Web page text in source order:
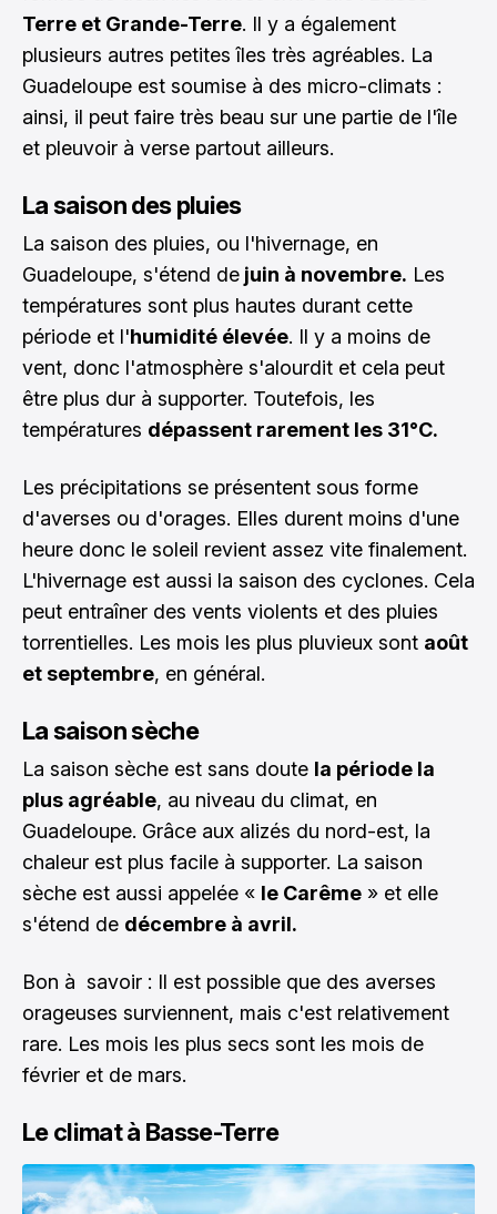
Terre et Grande-Terre. Il y a également
plusieurs autres petites îles très agréables. La
Guadeloupe est soumise à des micro-climats :
ainsi, il peut faire très beau sur une partie de l'île
et pleuvoir à verse partout ailleurs.
La saison des pluies
La saison des pluies, ou l'hivernage, en
Guadeloupe, s'étend de juin à novembre. Les
températures sont plus hautes durant cette
période et l'humidité élevée. Il y a moins de
vent, donc l'atmosphère s'alourdit et cela peut
être plus dur à supporter. Toutefois, les
températures dépassent rarement les 31°C.
Les précipitations se présentent sous forme
d'averses ou d'orages. Elles durent moins d'une
heure donc le soleil revient assez vite finalement.
L'hivernage est aussi la saison des cyclones. Cela
peut entraîner des vents violents et des pluies
torrentielles. Les mois les plus pluvieux sont août
et septembre, en général.
La saison sèche
La saison sèche est sans doute la période la
plus agréable, au niveau du climat, en
Guadeloupe. Grâce aux alizés du nord-est, la
chaleur est plus facile à supporter. La saison
sèche est aussi appelée « le Carême » et elle
s'étend de décembre à avril.
Bon à savoir : Il est possible que des averses
orageuses surviennent, mais c'est relativement
rare. Les mois les plus secs sont les mois de
février et de mars.
Le climat à Basse-Terre